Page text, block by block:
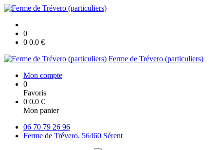
0
0 0.0 €
Ferme de Trévero (particuliers)
Mon compte
0
Favoris
0 0.0 €
Mon panier
06 70 79 26 96
Ferme de Trévero, 56460 Sérent